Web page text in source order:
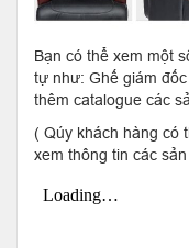
Bạn có thể xem một
tự như: Ghế giám
thêm catalogue các
( Qúy khách hàng có
xem thông tin các